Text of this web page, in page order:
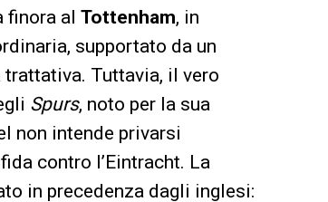
finora al Tottenham, in
supportato da un
trattativa. Tuttavia, il vero
Spurs, noto per la sua
non intende privarsi
contro l’Eintracht. La
in precedenza dagli inglesi: